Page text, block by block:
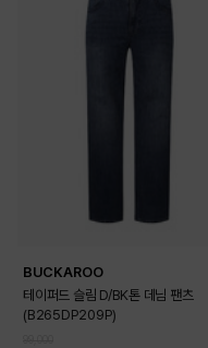
BUCKAROO
테이퍼드 슬림 D/BK톤 데님 팬츠
(B265DP209P)